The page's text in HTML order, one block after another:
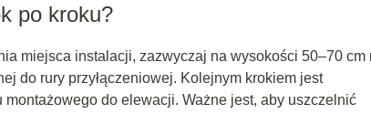
po kroku?
miejsca instalacji, zazwyczaj na wysokości 50–70 cm
do rury przyłączeniowej. Kolejnym krokiem jest
do elewacji. Ważne jest, aby uszczelnić